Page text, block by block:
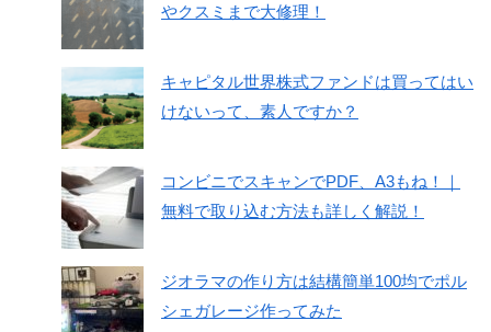
やクスミまで大修理！
キャピタル世界株式ファンドは買ってはい
けないって、素人ですか？
コンビニでスキャンでPDF、A3もね！｜
無料で取り込む方法も詳しく解説！
ジオラマの作り方は結構簡単100均でポル
シェガレージ作ってみた